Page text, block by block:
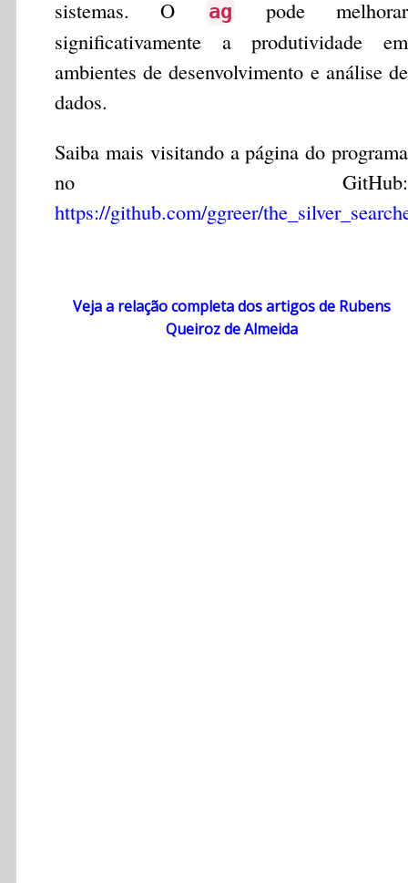
sistemas. O
ag
pode melhorar
significativamente a produtividade em
ambientes de desenvolvimento e análise de
dados.
Saiba mais visitando a página do programa
no GitHub:
https://github.com/ggreer/
Veja a relação completa dos artigos de Rubens
Queiroz de Almeida